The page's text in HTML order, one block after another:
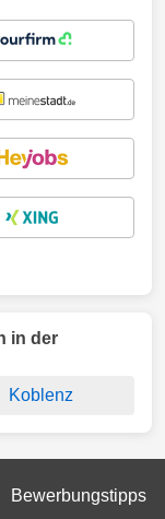
in der
Koblenz
Bewerbungstipps